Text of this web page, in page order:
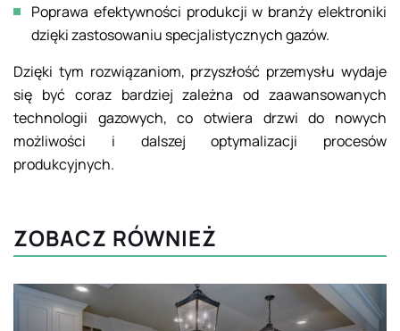
Poprawa efektywności produkcji w branży elektroniki
dzięki zastosowaniu specjalistycznych gazów.
Dzięki tym rozwiązaniom, przyszłość przemysłu wydaje
się być coraz bardziej zależna od zaawansowanych
technologii gazowych, co otwiera drzwi do nowych
możliwości i dalszej optymalizacji procesów
produkcyjnych.
ZOBACZ RÓWNIEŻ